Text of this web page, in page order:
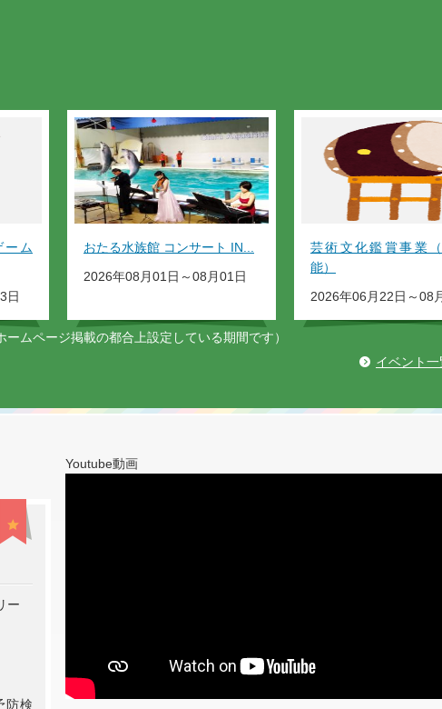
ーム
日
おたる水族館 コンサート IN...
2026年08月01日～08月01日
芸術文化鑑賞事業
能）
2026年06月22日～08
ムページ掲載の都合上設定している期間です）
イベント
ー
防検
Youtube動画